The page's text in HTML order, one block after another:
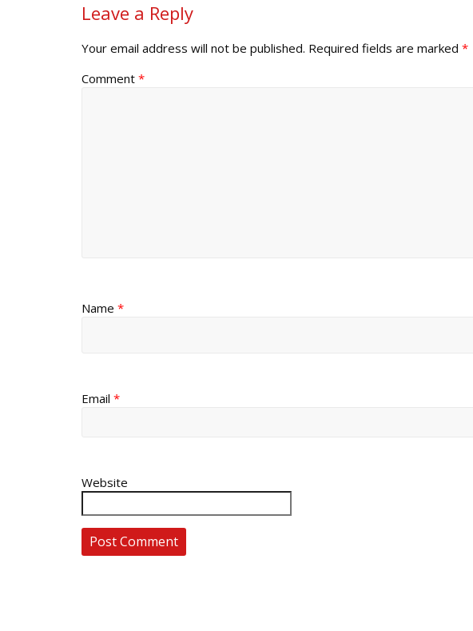
Leave a Reply
Your email address will not be published. Required fields are marked *
Comment *
Name *
Email *
Website